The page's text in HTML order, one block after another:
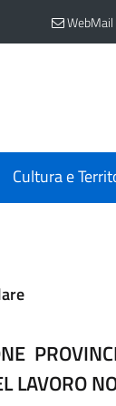
WebMail
Cultura e
LAVORO